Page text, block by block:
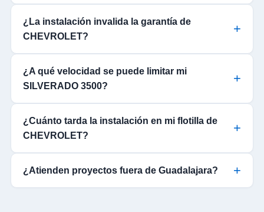
¿La instalación invalida la garantía de
CHEVROLET?
¿A qué velocidad se puede limitar mi
SILVERADO 3500?
¿Cuánto tarda la instalación en mi flotilla de
CHEVROLET?
¿Atienden proyectos fuera de Guadalajara?